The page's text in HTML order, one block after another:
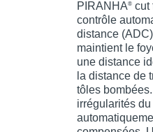
PIRANHA®cut
contrôle
distance
maintient le
une distance
la distance de
tôles
irrégularités